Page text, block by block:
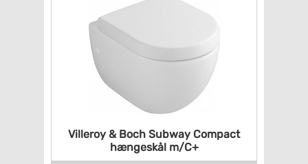
Villeroy & Boch Subway Compact
hængeskål m/C+